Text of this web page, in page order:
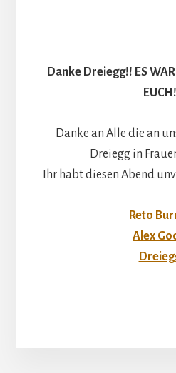
Danke Dreiegg!! ES
EUCH!
Danke an Alle die an
Dreiegg in
Ihr habt diesen Abend
Reto
Alex